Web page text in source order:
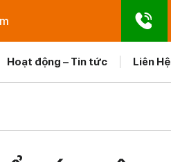
Hoạt động – Tin tức Liên Hệ